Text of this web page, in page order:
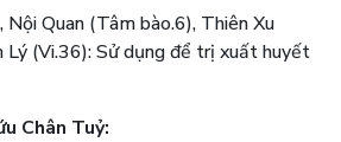
Quan (Tâm bào.6), Thiên Xu
Lý (Vi.36): Sử dụng để trị xuất huyết
Chân Tuỷ: